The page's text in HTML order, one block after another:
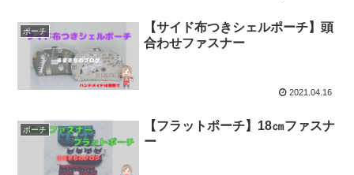
ポーチ
【サイド布つきシェルポーチ】頭
合わせファスナー
2021.04.16
ポーチ
【フラットポーチ】18㎝ファスナ
ー